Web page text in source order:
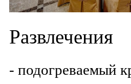
Развлечения
- подогреваемый